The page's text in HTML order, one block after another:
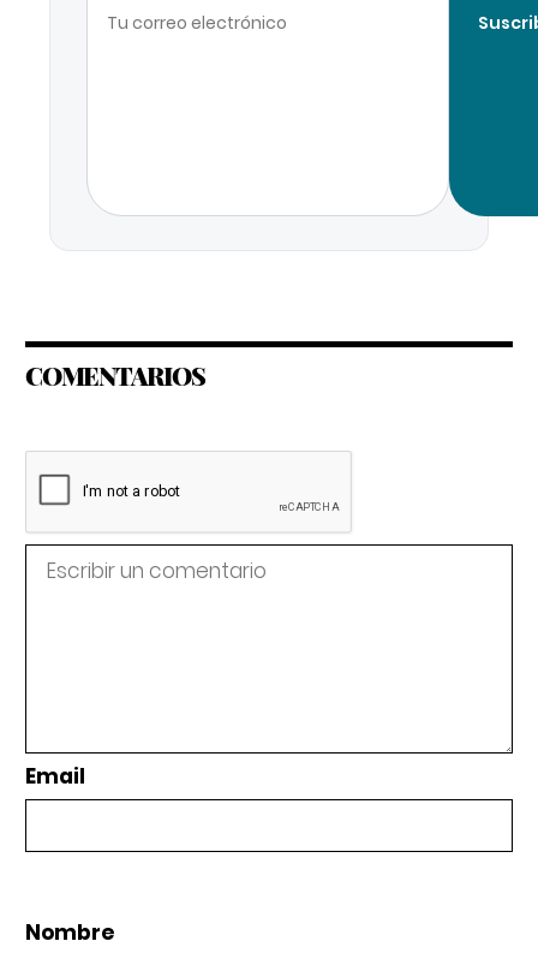
COMENTARIOS
Email
Nombre